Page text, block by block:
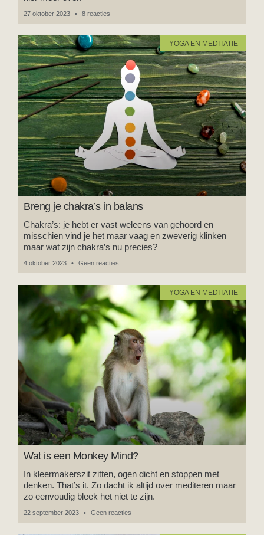
27 oktober 2023 8 reacties
YOGA EN MEDITATIE
Breng je chakra’s in balans
Chakra’s: je hebt er vast weleens van gehoord en
misschien vind je het maar vaag en zweverig klinken
maar wat zijn chakra’s nu precies?
4 oktober 2023 Geen reacties
YOGA EN MEDITATIE
Wat is een Monkey Mind?
In kleermakerszit zitten, ogen dicht en stoppen met
denken. That’s it. Zo dacht ik altijd over mediteren maar
zo eenvoudig bleek het niet te zijn.
22 september 2023 Geen reacties